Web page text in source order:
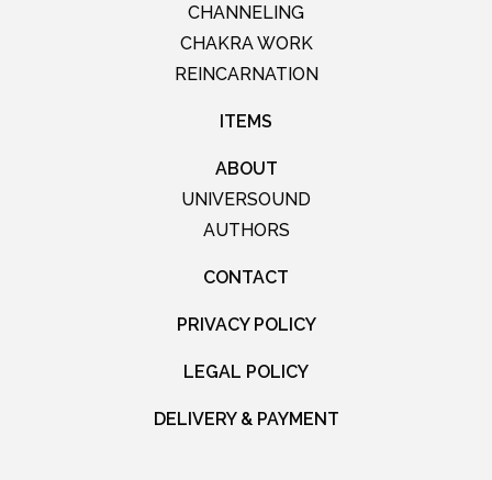
CHANNELING
CHAKRA WORK
REINCARNATION
ITEMS
ABOUT
UNIVERSOUND
AUTHORS
CONTACT
PRIVACY POLICY
LEGAL POLICY
DELIVERY & PAYMENT